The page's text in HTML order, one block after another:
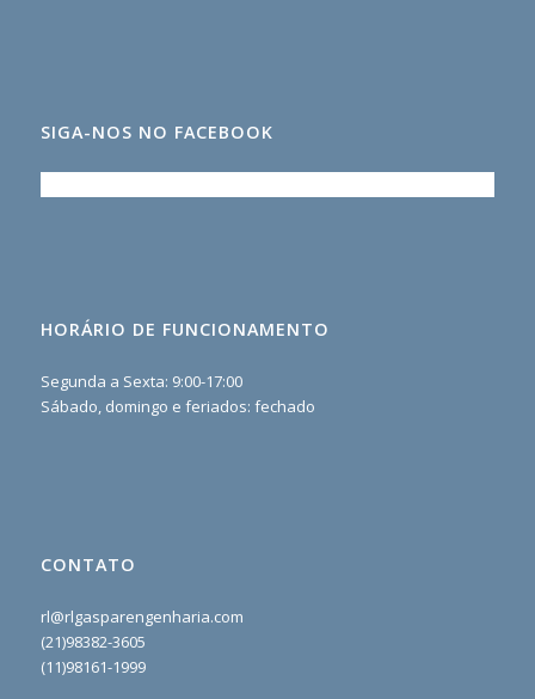
SIGA-NOS NO FACEBOOK
HORÁRIO DE FUNCIONAMENTO
Segunda a Sexta: 9:00-17:00
Sábado, domingo e feriados: fechado
CONTATO
rl@rlgasparengenharia.com
(21)98382-3605
(11)98161-1999